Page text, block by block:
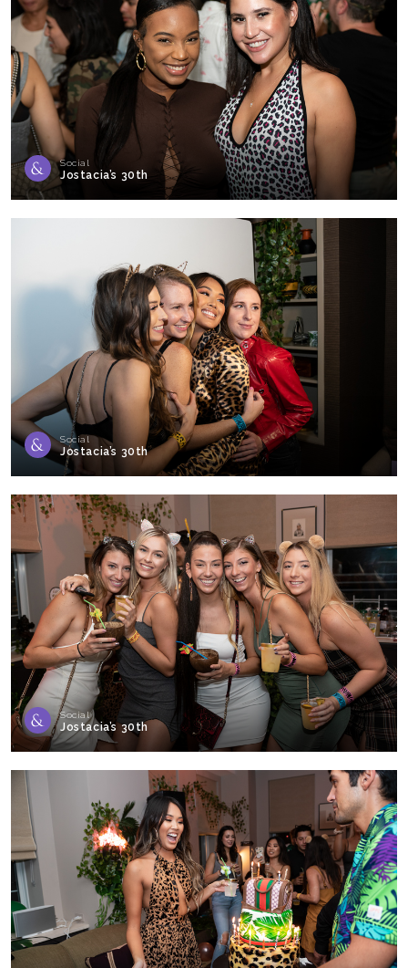
Social
Jostacia’s 30th
Social
Jostacia’s 30th
Social
Jostacia’s 30th